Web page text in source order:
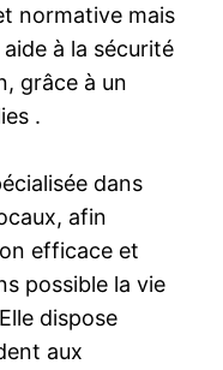
normative mais
à la sécurité
grâce à un
.
dans
afin
efficace et
possible la vie
dispose
aux